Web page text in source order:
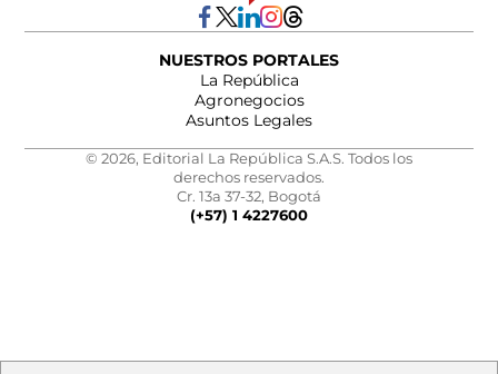
NUESTROS PORTALES
La República
Agronegocios
Asuntos Legales
© 2026, Editorial La República S.A.S. Todos los
derechos reservados.
Cr. 13a 37-32, Bogotá
(+57) 1 4227600